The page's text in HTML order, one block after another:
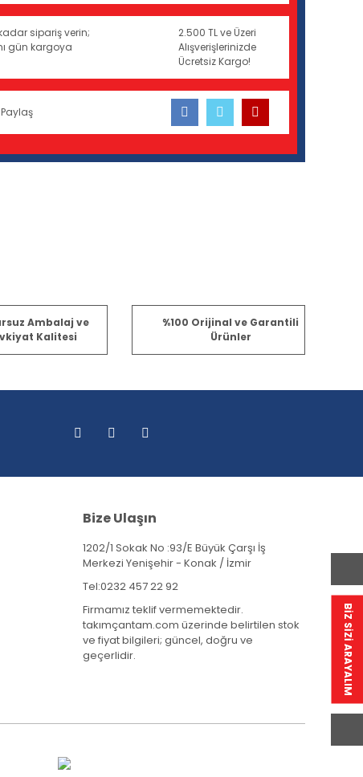
sipariş verin;
gün kargoya
2.500 TL ve Üzeri
Alışverişlerinizde
Ücretsiz Kargo!
iletebilirsiniz.
Ambalaj ve
Kalitesi
%100 Orijinal ve Garantili
Ürünler
Bize Ulaşın
1202/1 Sokak No :93/E Büyük Çarşı İş
Merkezi Yenişehir - Konak / İzmir
Tel:0232 457 22 92
Firmamız teklif vermemektedir.
takımçantam.com üzerinde belirtilen stok
ve fiyat bilgileri; güncel, doğru ve
geçerlidir.
BİZ SİZİ ARAYALIM